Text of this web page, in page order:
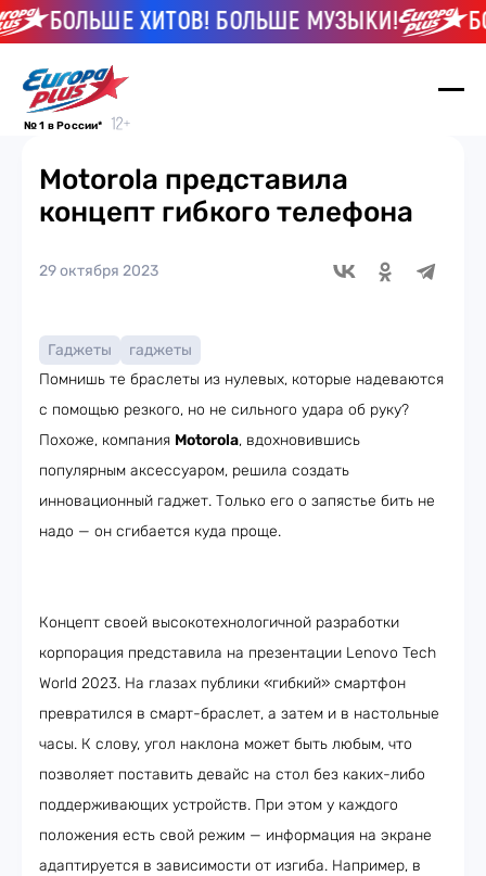
БОЛЬШЕ ХИТОВ! БОЛЬШЕ МУЗЫКИ!
№ 1 в России*
Motorola представила
концепт гибкого телефона
29 октября 2023
Гаджеты
гаджеты
Помнишь те браслеты из нулевых, которые надеваются
с помощью резкого, но не сильного удара об руку?
Похоже, компания Motorola, вдохновившись
популярным аксессуаром, решила создать
инновационный гаджет. Только его о запястье бить не
надо — он сгибается куда проще.
Концепт своей высокотехнологичной разработки
корпорация представила на презентации Lenovo Tech
World 2023. На глазах публики «гибкий» смартфон
превратился в смарт-браслет, а затем и в настольные
часы. К слову, угол наклона может быть любым, что
позволяет поставить девайс на стол без каких-либо
поддерживающих устройств. При этом у каждого
положения есть свой режим — информация на экране
адаптируется в зависимости от изгиба. Например, в